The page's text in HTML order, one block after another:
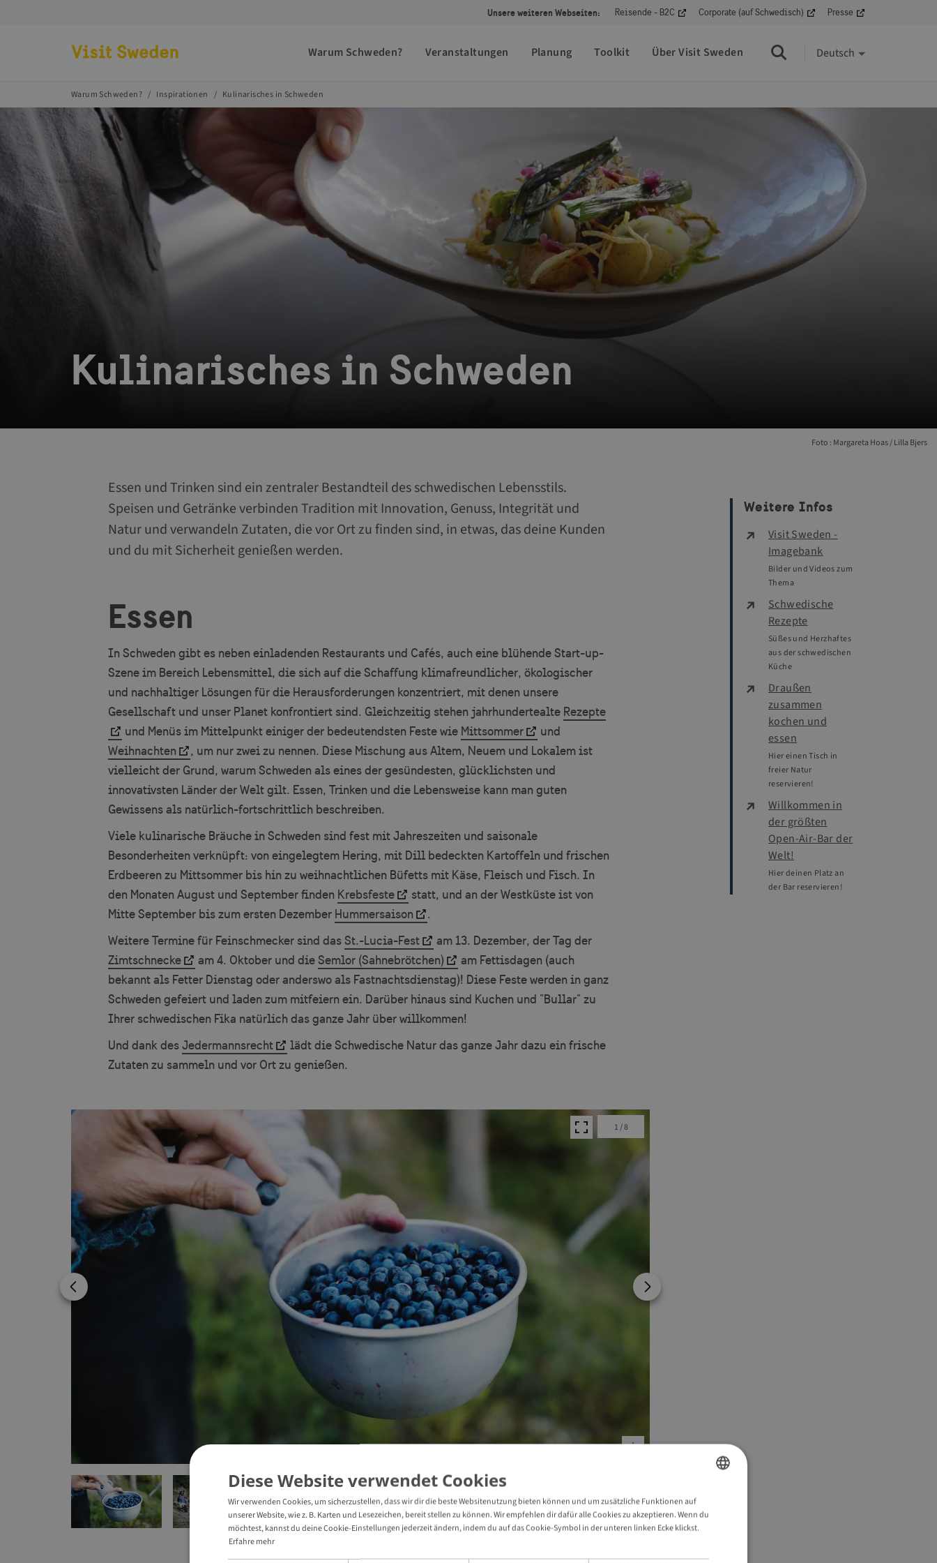
Unsere weiteren Webseiten: Reisende - B2C Corporate (auf Schwedisch) Presse
Zur Startseite
Warum Schweden? Veranstaltungen Planung Toolkit Über Visit Sweden Suche Deutsch
Warum Schweden? Inspirationen Kulinarisches in Schweden
Foto : Margareta Hoas / Lilla Bjers
Kulinarisches in Schweden
Essen und Trinken sind ein zentraler Bestandteil des schwedischen Lebensstils.
Speisen und Getränke verbinden Tradition mit Innovation, Genuss, Integrität und
Natur und verwandeln Zutaten, die vor Ort zu finden sind, in etwas, das deine Kunden
und du mit Sicherheit genießen werden.
Essen
In Schweden gibt es neben einladenden Restaurants und Cafés, auch eine blühende Start-up-
Szene im Bereich Lebensmittel, die sich auf die Schaffung klimafreundlicher, ökologischer
und nachhaltiger Lösungen für die Herausforderungen konzentriert, mit denen unsere
Gesellschaft und unser Planet konfrontiert sind. Gleichzeitig stehen jahrhundertealte Rezepte
und Menüs im Mittelpunkt einiger der bedeutendsten Feste wie Mittsommer
und
Weihnachten
, um nur zwei zu nennen. Diese Mischung aus Altem, Neuem und Lokalem ist
vielleicht der Grund, warum Schweden als eines der gesündesten, glücklichsten und
innovativsten Länder der Welt gilt. Essen, Trinken und die Lebensweise kann man guten
Gewissens als natürlich-fortschrittlich beschreiben.
Viele kulinarische Bräuche in Schweden sind fest mit Jahreszeiten und saisonale
Besonderheiten verknüpft: von eingelegtem Hering, mit Dill bedeckten Kartoffeln und frischen
Erdbeeren zu Mittsommer bis hin zu weihnachtlichen Büfetts mit Käse, Fleisch und Fisch. In
den Monaten August und September finden Krebsfeste
statt, und an der Westküste ist von
Mitte September bis zum ersten Dezember Hummersaison
.
Weitere Termine für Feinschmecker sind dasSt.-Lucia-Fest
am 13. Dezember, der Tag der
Zimtschnecke
am 4. Oktober und dieSemlor (Sahnebrötchen)
am Fettisdagen (auch
bekannt als Fetter Dienstag oder anderswo als Fastnachtsdienstag)! Diese Feste werden in ganz
Schweden gefeiert und laden zum mitfeiern ein. Darüber hinaus sind Kuchen und "Bullar" zu
Ihrer schwedischen Fika natürlich das ganze Jahr über willkommen!
Und dank desJedermannsrecht
lädt die Schwedische Natur das ganze Jahr dazu ein frische
Zutaten zu sammeln und vor Ort zu genießen.
1/8
Bild auf ganzem Bildschirm anzeigen
Previous image Next image
Bildinformationen anzeigen
i
+3
3available
Weitere Infos
Visit Sweden -
Imagebank
Bilder und Videos zum
Thema
Schwedische
Rezepte
Süßes und Herzhaftes
aus der schwedischen
Küche
Draußen
zusammen
kochen und
essen
Hier einen Tisch in
freier Natur
reservieren!
Willkommen in
der größten
Open-Air-Bar der
Welt!
Hier deinen Platz an
der Bar reservieren!
ENGLISH
GERMAN
Diese Website verwendet Cookies
Wir verwenden Cookies, um sicherzustellen, dass wir dir die beste Websitenutzung bieten können und um zusätzliche Funktionen auf
unserer Website, wie z. B. Karten und Lesezeichen, bereit stellen zu können. Wir empfehlen dir dafür alle Cookies zu akzeptieren. Wenn du
möchtest, kannst du deine Cookie-Einstellungen jederzeit ändern, indem du auf das Cookie-Symbol in der unteren linken Ecke klickst.
Erfahre mehr